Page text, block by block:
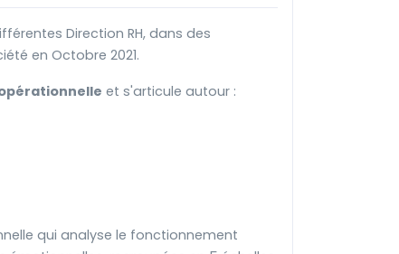
Direction RH, dans des
en Octobre 2021.
et s'articule autour :
qui analyse le fonctionnement